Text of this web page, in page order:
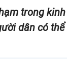
trong
dân có thể